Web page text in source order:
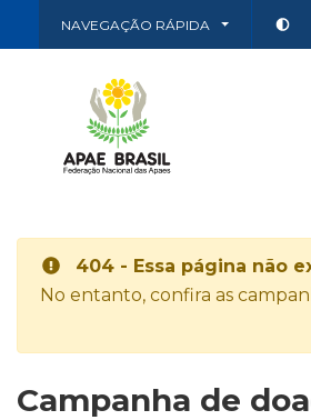
NAVEGAÇÃO RÁPIDA
404 - Essa página não
No entanto, confira as
Campanha de